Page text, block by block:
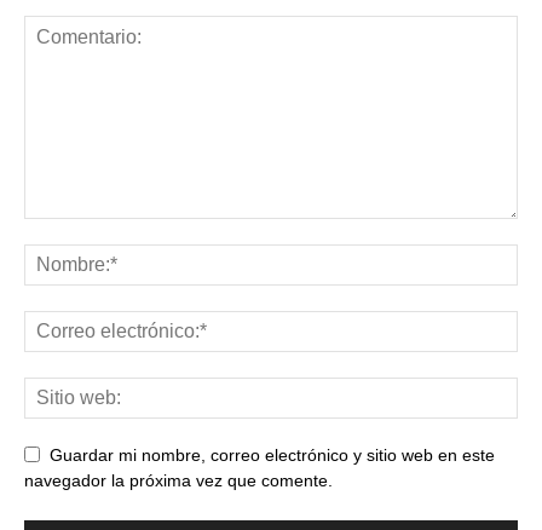
Guardar mi nombre, correo electrónico y sitio web en este
navegador la próxima vez que comente.